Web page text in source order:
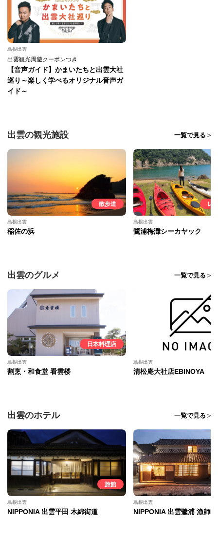
島根出雲
出雲観光周遊クーポンつき
【音声ガイド】かまいたちと出雲大社
巡り～楽しく学べるオリジナル音声ガ
イド～
出雲の観光施設 一覧で見る
散歩道
島根出雲
稲佐の浜
レ
島根出雲
鷺浦梅灘シーカヤック
出雲のグルメ 一覧で見る
日本料理店
島根出雲
割烹・和食堂 看雲楼
島根出雲
清松庵大社店EBINOYA
出雲のホテル 一覧で見る
旅館
島根出雲
NIPPONIA 出雲平田 木綿街道
島根出雲
NIPPONIA 出雲鷺浦 漁師町